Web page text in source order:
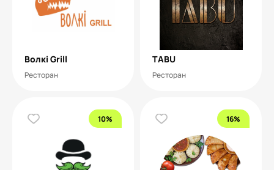
Волкi Grill
Ресторан
TABU
Ресторан
10% 16%